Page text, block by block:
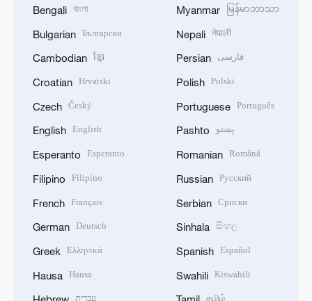
Bengali বাংলা
Bulgarian Български
Cambodian ខ្មែរ
Croatian Hrvatski
Czech Český
English English
Esperanto Esperanto
Filipino Filipino
French Français
German Deutsch
Greek Ελληνικά
Hausa Hausa
Myanmar မြန်မာဘာသာ
Nepali नेपाली
Persian فارسی
Polish Polski
Portuguese Português
Pashto پښتو
Romanian Română
Russian Русский
Serbian Српски
Sinhala සිංහල
Spanish Español
Swahili Kiswahili